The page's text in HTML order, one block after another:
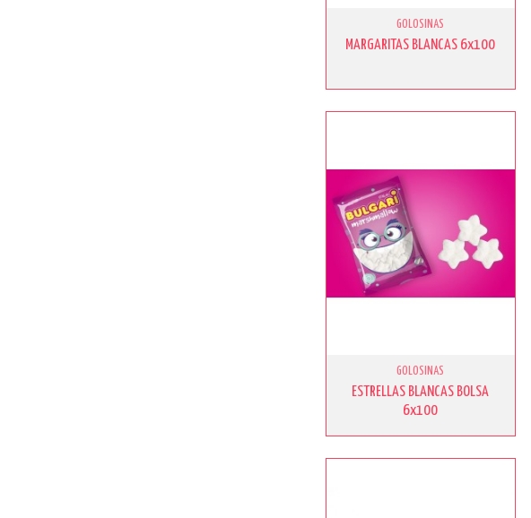
GOLOSINAS
MARGARITAS BLANCAS 6x100
GOLOSINAS
ESTRELLAS BLANCAS BOLSA
6x100